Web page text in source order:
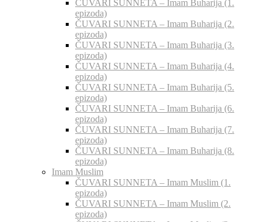
ČUVARI SUNNETA – Imam Buharija (1.
epizoda)
ČUVARI SUNNETA – Imam Buharija (2.
epizoda)
ČUVARI SUNNETA – Imam Buharija (3.
epizoda)
ČUVARI SUNNETA – Imam Buharija (4.
epizoda)
ČUVARI SUNNETA – Imam Buharija (5.
epizoda)
ČUVARI SUNNETA – Imam Buharija (6.
epizoda)
ČUVARI SUNNETA – Imam Buharija (7.
epizoda)
ČUVARI SUNNETA – Imam Buharija (8.
epizoda)
Imam Muslim
ČUVARI SUNNETA – Imam Muslim (1.
epizoda)
ČUVARI SUNNETA – Imam Muslim (2.
epizoda)